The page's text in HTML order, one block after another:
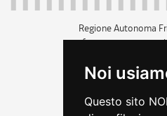
Noi
Questo sito
Regione Autonoma
c.f. 80014930327;
+39 040